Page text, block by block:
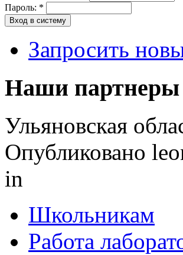
Пароль: *
Запросить
Наши партнеры
Ульяновская
Опубликовано
in
Школьникам
Работа